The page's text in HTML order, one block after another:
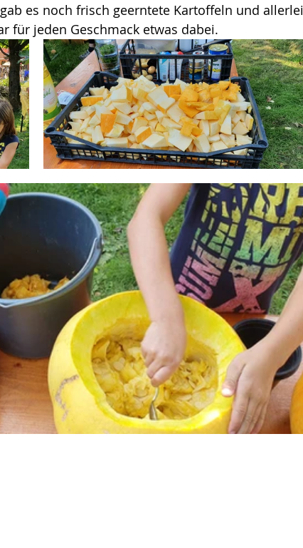
es noch frisch geerntete Kartoffeln und allerlei
für jeden Geschmack etwas dabei.